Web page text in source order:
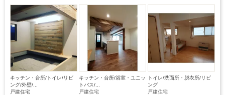
キッチン・台所/トイレ/リビ
ング/外壁/...
戸建住宅
キッチン・台所/浴室・ユニッ
トバス/...
戸建住宅
トイレ/洗面所・脱衣所/リビ
ング
戸建住宅